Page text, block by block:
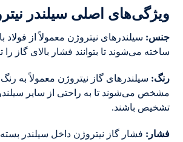
ویژگی‌های اصلی سیلندر
جنس: سیلندرهای نیتروژن معمولاً از فولاد
ساخته می‌شوند تا بتوانند فشار بالای گاز را
رنگ: سیلندرهای گاز نیتروژن معمولاً به
مشخص می‌شوند تا به راحتی از سایر
تشخیص باشند.
فشار : فشار گاز نیتروژن داخل سیلندر